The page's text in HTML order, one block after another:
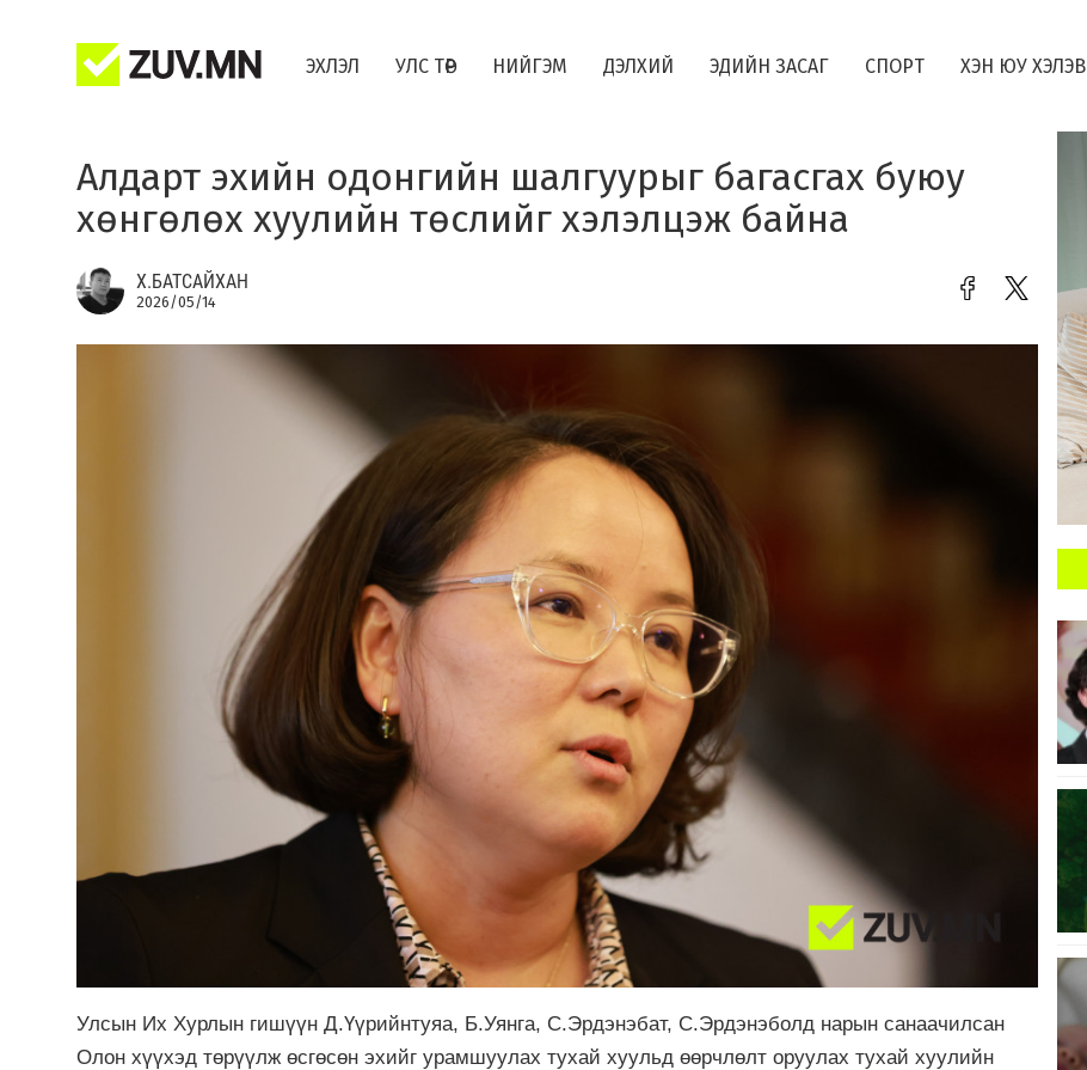
ЭХЛЭЛ УЛС ТӨР НИЙГЭМ ДЭЛХИЙ ЭДИЙН ЗАСАГ СПОРТ ХЭН ЮУ ХЭЛЭВ
Алдарт эхийн одонгийн шалгуурыг багасгах буюу
хөнгөлөх хуулийн төслийг хэлэлцэж байна
Х.БАТСАЙХАН
2026/05/14
Улсын Их Хурлын гишүүн Д.Үүрийнтуяа, Б.Уянга, С.Эрдэнэбат, С.Эрдэнэболд нарын санаачилсан
Олон хүүхэд төрүүлж өсгөсөн эхийг урамшуулах тухай хуульд өөрчлөлт оруулах тухай хуулийн